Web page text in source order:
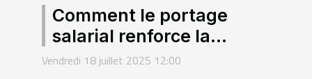
Comment le portage
salarial renforce la
sécurité des freelances ?
Vendredi 18 juillet 2025 12:00